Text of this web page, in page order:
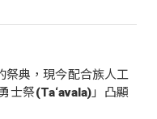
祭典，現今配合族人工
士祭(Ta‘avala)」凸顯